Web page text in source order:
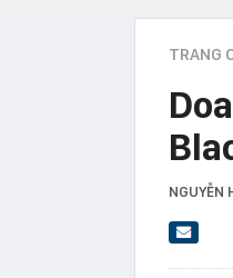
TRANG
NGUYỄN